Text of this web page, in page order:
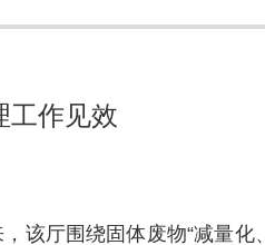
工作见效
该厅围绕固体废物“减量化